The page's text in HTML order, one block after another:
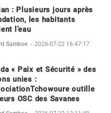
: Plusieurs jours après
les habitants
l’eau
Samboe - 2026-07-22 16:47:17
« Paix et Sécurité » des
unies :
outille
OSC des Savanes